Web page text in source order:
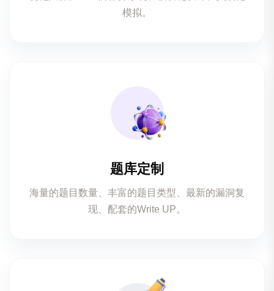
模拟。
题库定制
海量的题目数量、丰富的题目类型、最新的漏洞复
现、配套的Write UP。